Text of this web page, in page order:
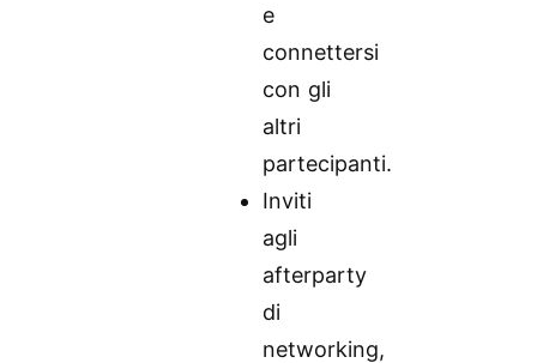
e
connettersi
con gli
altri
partecipanti.
Inviti
agli
afterparty
di
networking,